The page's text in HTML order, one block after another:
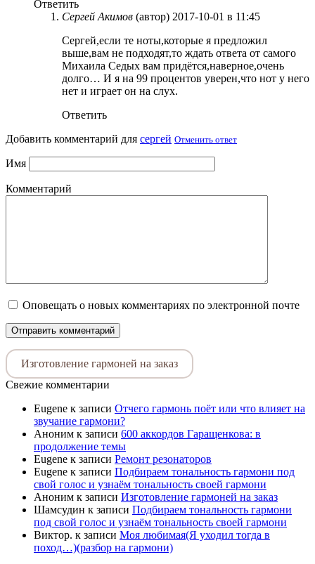
Ответить
Сергей Акимов (автор) 2017-10-01 в 11:45
Сергей,если те ноты,которые я предложил
выше,вам не подходят,то ждать ответа от самого
Михаила Седых вам придётся,наверное,очень
долго… И я на 99 процентов уверен,что нот у него
нет и играет он на слух.
Ответить
Добавить комментарий для сергей Отменить ответ
Имя
Комментарий
Оповещать о новых комментариях по электронной почте
Изготовление гармоней на заказ
Свежие комментарии
Eugene к записи Отчего гармонь поёт или что влияет на
звучание гармони?
Аноним к записи 600 аккордов Гаращенкова: в
продолжение темы
Eugene к записи Ремонт резонаторов
Eugene к записи Подбираем тональность гармони под
свой голос и узнаём тональность своей гармони
Аноним к записи Изготовление гармоней на заказ
Шамсудин к записи Подбираем тональность гармони
под свой голос и узнаём тональность своей гармони
Виктор. к записи Моя любимая(Я уходил тогда в
поход…)(разбор на гармони)